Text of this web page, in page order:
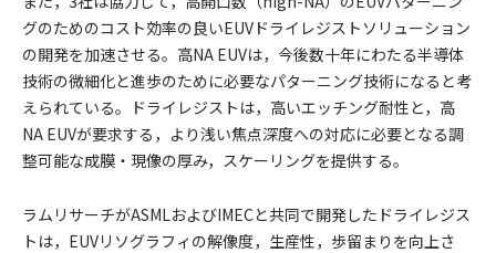
グのためのコスト効率の良いEUVドライレジストソリューション
の開発を加速させる。高NA EUVは，今後数十年にわたる半導体
技術の微細化と進歩のために必要なパターニング技術になると考
えられている。ドライレジストは，高いエッチング耐性と，高
NA EUVが要求する，より浅い焦点深度への対応に必要となる調
整可能な成膜・現像の厚み，スケーリングを提供する。
ラムリサーチがASMLおよびIMECと共同で開発したドライレジス
トは，EUVリソグラフィの解像度，生産性，歩留まりを向上さ